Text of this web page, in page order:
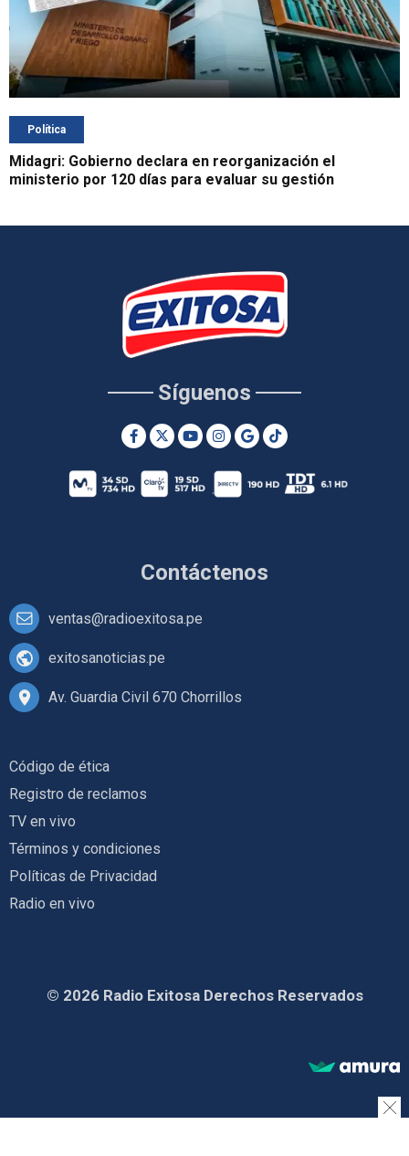
Política
Midagri: Gobierno declara en reorganización el
ministerio por 120 días para evaluar su gestión
Contáctenos
ventas@radioexitosa.pe
exitosanoticias.pe
Av. Guardia Civil 670 Chorrillos
Síguenos
Código de ética
Registro de reclamos
TV en vivo
Términos y condiciones
Políticas de Privacidad
Radio en vivo
© 2026 Radio Exitosa Derechos Reservados